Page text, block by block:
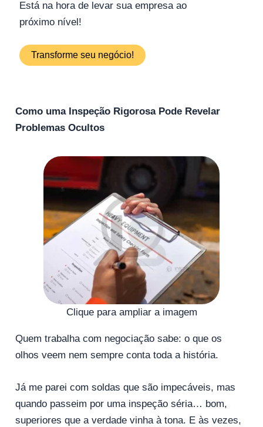
Está na hora de levar sua empresa ao
próximo nível!
Transforme seu negócio!
Como uma Inspeção Rigorosa Pode Revelar
Problemas Ocultos
Clique para ampliar a imagem
Quem trabalha com negociação sabe: o que os
olhos veem nem sempre conta toda a história.
Já me parei com soldas que são impecáveis, mas
quando passeim por uma inspeção séria… bom,
superiores que a verdade vinha à tona. E às vezes,